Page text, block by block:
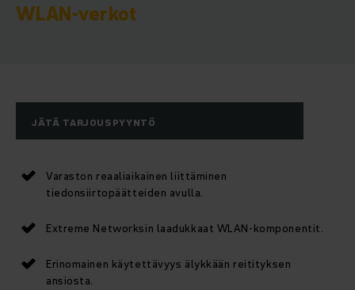
WLAN-verkot
JÄTÄ TARJOUSPYYNTÖ
Varaston reaaliaikainen liittäminen
tiedonsiirtopäätteiden avulla.
Extreme Networksin laadukkaat WLAN-komponentit.
Erinomainen käytettävyys älykkään reitityksen
ansiosta.